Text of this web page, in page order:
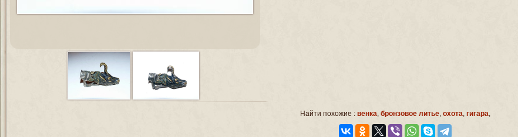
Найти похожие : венка бронзовое литье охота гигара